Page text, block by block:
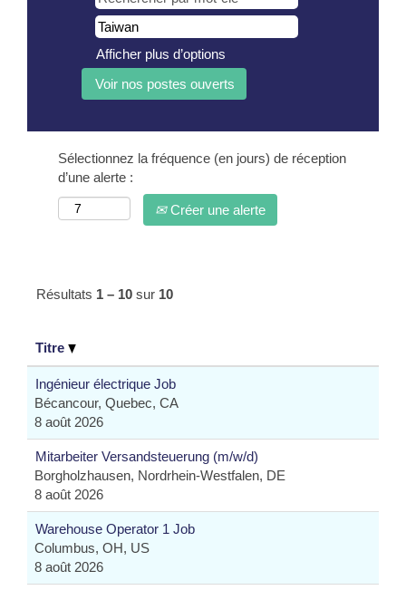
Afficher plus d’options
Sélectionnez la fréquence (en jours) de réception
d’une alerte :
Créer une alerte
Résultats 1 – 10 sur 10
Titre
Ingénieur électrique Job
Bécancour, Quebec, CA
8 août 2026
Mitarbeiter Versandsteuerung (m/w/d)
Borgholzhausen, Nordrhein-Westfalen, DE
8 août 2026
Warehouse Operator 1 Job
Columbus, OH, US
8 août 2026